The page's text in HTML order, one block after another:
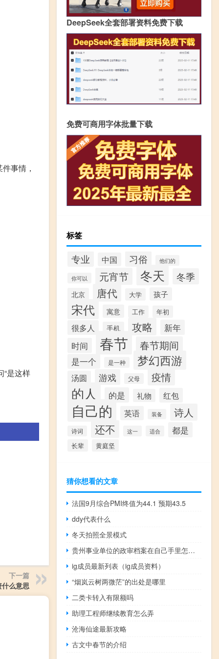
事情，
“是这样
下一篇
么意思
DeepSeek全套部署资料免费下载
免费可商用字体批量下载
标签
专业 中国 习俗 他们的
你可以 元宵节 冬天 冬季
北京 唐代 大学 孩子
宋代 寓意 工作 年初
很多人 手机 攻略
新年
时间
春节 春节期间
是一个 是一种 梦幻西游
汤圆 游戏 父母 疫情
的人 的是 礼物 红包
自己的 英语 装备 诗人
诗词 还不 这一 适合 都是
长辈 黄庭坚
猜你想看的文章
法国9月综合PMI终值为44.1 预期43.5
ddy代表什么
冬天拍照全景模式
贵州事业单位的政审档案在自己手里怎么处理
ig成员最新列表（ig成员资料）
“烟岚云树两微茫”的出处是哪里
二类卡转入有限额吗
助理工程师继续教育怎么弄
沧海仙途最新攻略
古文中春节的介绍